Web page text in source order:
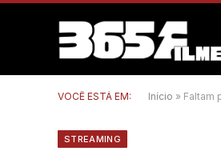
VOCÊ ESTÁ EM: Início » Faltam
STREAMING